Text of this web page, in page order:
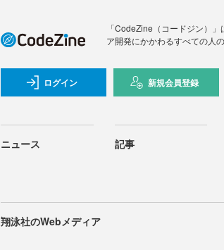
「CodeZine（コードジン）
ア開発にかかわるすべての人
ログイン 新規会員登録
ニュース 記事
翔泳社のWebメディア